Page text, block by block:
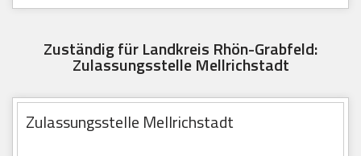
Zuständig für Landkreis Rhön-Grabfeld:
Zulassungsstelle Mellrichstadt
Zulassungsstelle Mellrichstadt